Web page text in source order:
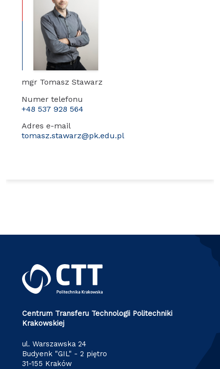
mgr Tomasz Stawarz
Numer telefonu
+48 537 928 564
Adres e-mail
tomasz.stawarz@pk.edu.pl
Centrum Transferu Technologii Politechniki
Krakowskiej
ul. Warszawska 24
Budyenk "GIL" - 2 piętro
31-155 Kraków